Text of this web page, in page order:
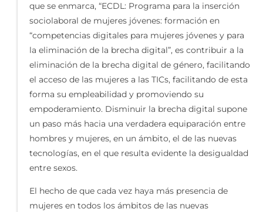
que se enmarca, “ECDL: Programa para la inserción
sociolaboral de mujeres jóvenes: formación en
“competencias digitales para mujeres jóvenes y para
la eliminación de la brecha digital”, es contribuir a la
eliminación de la brecha digital de género, facilitando
el acceso de las mujeres a las TICs, facilitando de esta
forma su empleabilidad y promoviendo su
empoderamiento. Disminuir la brecha digital supone
un paso más hacia una verdadera equiparación entre
hombres y mujeres, en un ámbito, el de las nuevas
tecnologías, en el que resulta evidente la desigualdad
entre sexos.
El hecho de que cada vez haya más presencia de
mujeres en todos los ámbitos de las nuevas